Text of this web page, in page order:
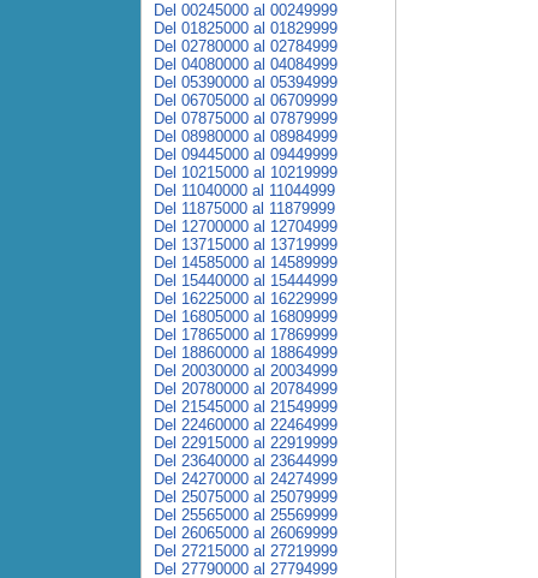
Del 00245000 al 00249999
Del 01825000 al 01829999
Del 02780000 al 02784999
Del 04080000 al 04084999
Del 05390000 al 05394999
Del 06705000 al 06709999
Del 07875000 al 07879999
Del 08980000 al 08984999
Del 09445000 al 09449999
Del 10215000 al 10219999
Del 11040000 al 11044999
Del 11875000 al 11879999
Del 12700000 al 12704999
Del 13715000 al 13719999
Del 14585000 al 14589999
Del 15440000 al 15444999
Del 16225000 al 16229999
Del 16805000 al 16809999
Del 17865000 al 17869999
Del 18860000 al 18864999
Del 20030000 al 20034999
Del 20780000 al 20784999
Del 21545000 al 21549999
Del 22460000 al 22464999
Del 22915000 al 22919999
Del 23640000 al 23644999
Del 24270000 al 24274999
Del 25075000 al 25079999
Del 25565000 al 25569999
Del 26065000 al 26069999
Del 27215000 al 27219999
Del 27790000 al 27794999